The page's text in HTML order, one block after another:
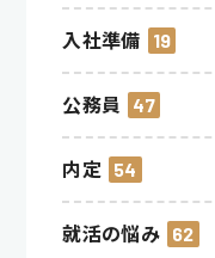
入社準備 19
公務員 47
内定 54
就活の悩み 62